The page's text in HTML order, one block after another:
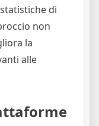
di
non
la
alle